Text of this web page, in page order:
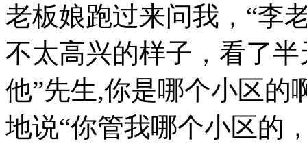
老板娘跑过来问我，“李
不太高兴的样子，看了
他”先生,你是哪个小区的
地说“你管我哪个小区的